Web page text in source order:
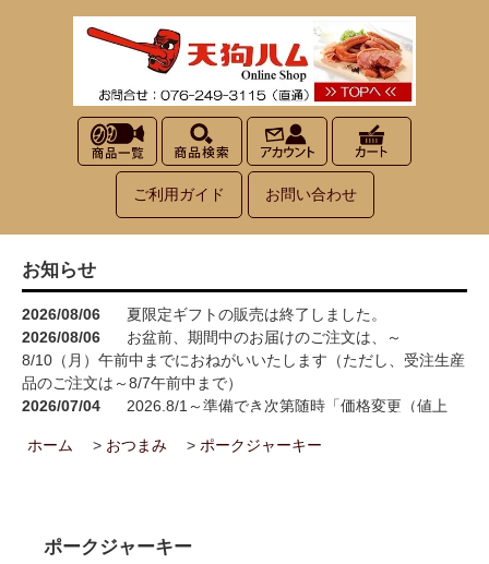
ご利用ガイド お問い合わせ
お知らせ
2026/08/06
夏限定ギフトの販売は終了しました。
2026/08/06
お盆前、期間中のお届けのご注文は、～
8/10（月）午前中までにおねがいいたします（ただし、受注生産
品のご注文は～8/7午前中まで）
2026/07/04
2026.8/1～準備でき次第随時「価格変更（値上
2026/05/15
お買い物が楽しくなる！100円お買い上げごとに1
2025/08/29
「卸販売」を開始いたしました！まずはお問合せ
ホーム > おつまみ > ポークジャーキー
ポークジャーキー